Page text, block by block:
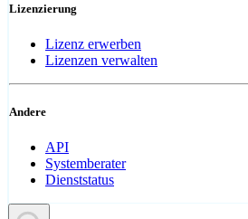
Lizenzierung
Lizenz erwerben
Lizenzen verwalten
Andere
API
Systemberater
Dienststatus